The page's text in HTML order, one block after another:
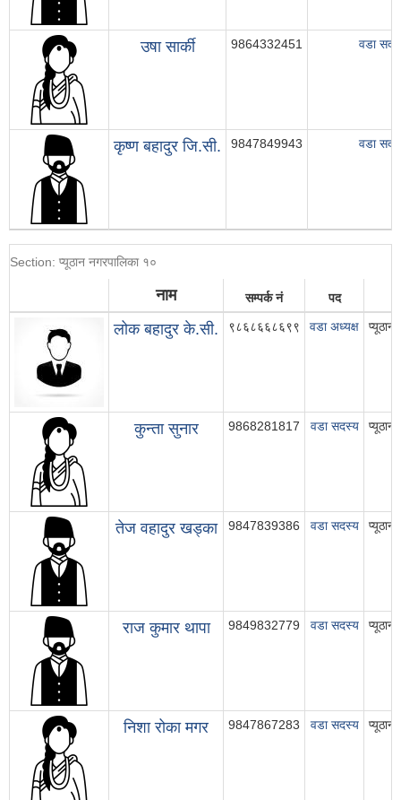
उषा सार्की 9864332451 वडा
कृष्ण बहादुर जि.सी. 9847849943 वडा
Section: प्यूठान नगरपालिका १०
नाम सम्पर्क नं पद
लोक बहादुर के.सी. ९८६८६६८६९९ वडा अध्यक्ष प्यूठान
कुन्ता सुनार 9868281817 वडा सदस्य प्यूठान
तेज वहादुर खड्का 9847839386 वडा सदस्य प्यूठान
राज कुमार थापा 9849832779 वडा सदस्य प्यूठान
निशा रोका मगर 9847867283 वडा सदस्य प्यूठान